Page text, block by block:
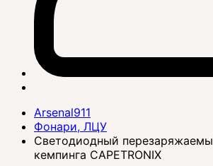
Arsenal911
Фонари, ЛЦУ
Светодиодный
кемпинга CAPETRONIX